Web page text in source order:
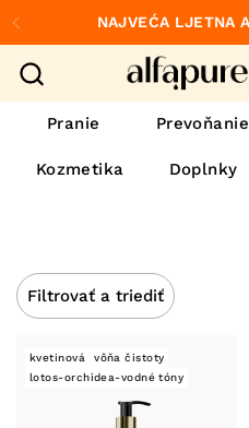
Preskočiť na obsah
Predchádzajúce
NAJVEĆA LJETNA
Pranie Prevoňanie
Kozmetika Doplnky
Filtrovať a triediť
kvetinová
vôňa čistoty
lotos-orchidea-vodné tóny